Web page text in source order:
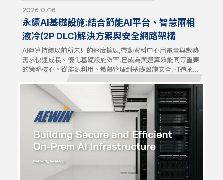
2026.07.16
永續AI基礎設施:結合節能AI平台、智慧兩相
液冷(2P DLC)解決方案與安全網路架構
AI運算持續以前所未見的速度擴展,帶動資料中心用電量與散熱
需求快速成長。優化基礎設施效率,已成為與運算效能同等重要
的策略核心。從能源利用、散熱管理到基礎設施安全,打造永續
性方案。